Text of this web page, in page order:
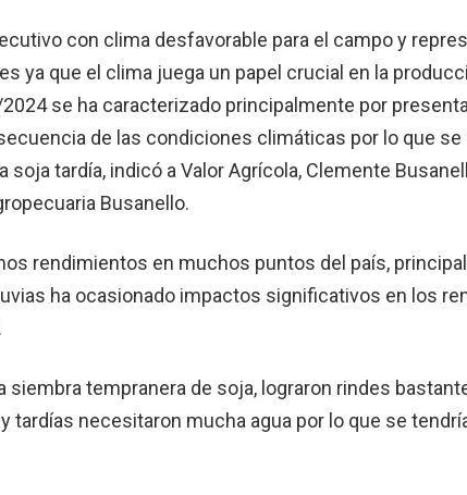
con clima desfavorable para el campo y
ya que el clima juega un papel crucial en la
se ha caracterizado principalmente por
de las condiciones climáticas por lo que se
soja tardía, indicó a Valor Agrícola, Clemente
Busanello.
rendimientos en muchos puntos del país,
ha ocasionado impactos significativos en los
siembra tempranera de soja, lograron rindes
tardías necesitaron mucha agua por lo que se